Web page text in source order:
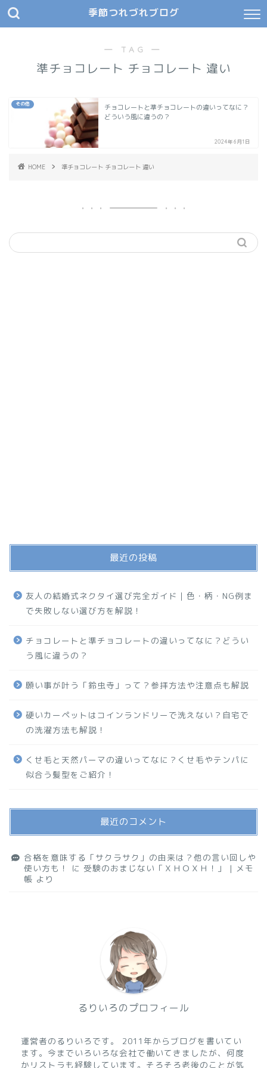
季節つれづれブログ
― TAG ―
準チョコレート チョコレート 違い
その他
チョコレートと準チョコレートの違いってなに？
どういう風に違うの？
2024年6月1日
HOME 準チョコレート チョコレート 違い
最近の投稿
友人の結婚式ネクタイ選び完全ガイド｜色・柄・NG例ま
で失敗しない選び方を解説！
チョコレートと準チョコレートの違いってなに？どうい
う風に違うの？
願い事が叶う「鈴虫寺」って？参拝方法や注意点も解説
硬いカーペットはコインランドリーで洗えない？自宅で
の洗濯方法も解説！
くせ毛と天然パーマの違いってなに？くせ毛やテンパに
似合う髪型をご紹介！
最近のコメント
合格を意味する「サクラサク」の由来は？他の言い回しや
使い方も！
に 受験のおまじない「ＸＨＯＸＨ！」 | メモ
帳 より
るりいろのプロフィール
運営者のるりいろです。 2011年からブログを書いてい
ます。今までいろいろな会社で働いてきましたが、何度
かリストラも経験しています。そろそろ老後のことが気